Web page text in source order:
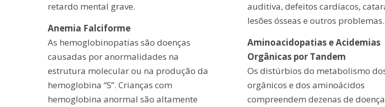
retardo mental grave.
Anemia Falciforme
As hemoglobinopatias são doenças
causadas por anormalidades na
estrutura molecular ou na produção da
hemoglobina “S”. Crianças com
hemoglobina anormal são altamente
auditiva, defeitos cardíacos,
lesões ósseas e outros problemas.
Aminoacidopatias e Acidemias
Orgânicas por Tandem
Os distúrbios do metabolismo
orgânicos e dos aminoácidos
compreendem dezenas de